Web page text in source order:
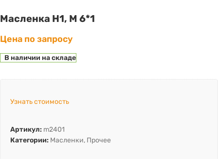
Масленка Н1, М 6*1
Цена по запросу
В наличии на складе
Узнать стоимость
Артикул: m2401
Категории: Масленки, Прочее